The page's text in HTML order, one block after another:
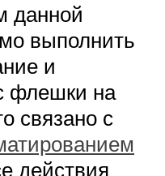
данной
выполнить
и
флешки на
связано с
действия